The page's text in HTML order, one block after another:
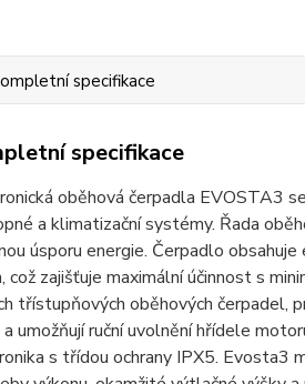
specifikace
specifikace
oběhová čerpadla EVOSTA3
a klimatizační systémy. Řada
úsporu energie. Čerpadlo
což zajišťuje maximální účinnost s
třístupňových oběhových čerpadel,
umožňují ruční uvolnění hřídele
s třídou ochrany IPX5. Evosta3